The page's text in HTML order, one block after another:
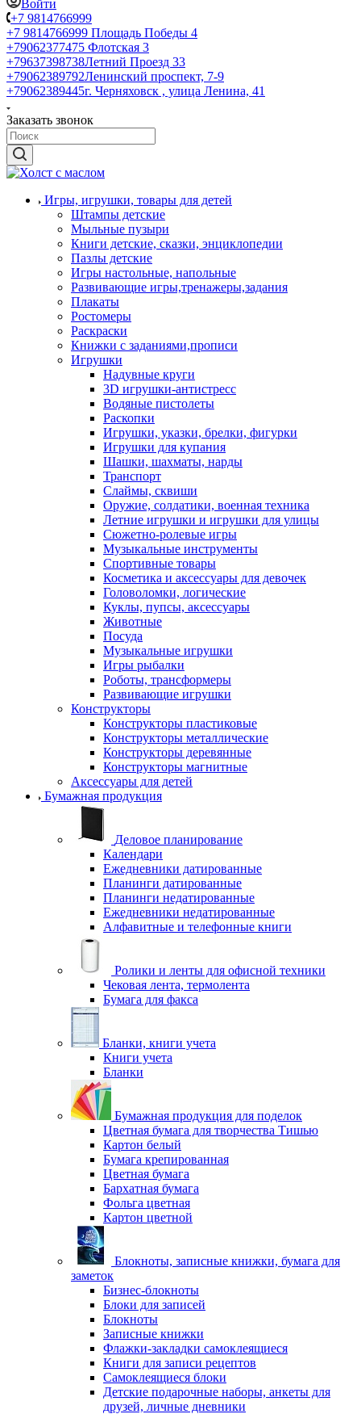
Войти
+7 9814766999
+7 9814766999 Площадь Победы 4
+79062377475 Флотская 3
+79637398738Летний Проезд 33
+79062389792Ленинский проспект, 7-9
+79062389445г. Черняховск , улица Ленина, 41
Заказать звонок
Игры, игрушки, товары для детей
Штампы детские
Мыльные пузыри
Книги детские, сказки, энциклопедии
Пазлы детские
Игры настольные, напольные
Развивающие игры,тренажеры,задания
Плакаты
Ростомеры
Раскраски
Книжки с заданиями,прописи
Игрушки
Надувные круги
3D игрушки-антистресс
Водяные пистолеты
Раскопки
Игрушки, указки, брелки, фигурки
Игрушки для купания
Шашки, шахматы, нарды
Транспорт
Слаймы, сквиши
Оружие, солдатики, военная техника
Летние игрушки и игрушки для улицы
Сюжетно-ролевые игры
Музыкальные инструменты
Спортивные товары
Косметика и аксессуары для девочек
Головоломки, логические
Куклы, пупсы, аксессуары
Животные
Посуда
Музыкальные игрушки
Игры рыбалки
Роботы, трансформеры
Развивающие игрушки
Конструкторы
Конструкторы пластиковые
Конструкторы металлические
Конструкторы деревянные
Конструкторы магнитные
Аксессуары для детей
Бумажная продукция
Деловое планирование
Календари
Ежедневники датированные
Планинги датированные
Планинги недатированные
Ежедневники недатированные
Алфавитные и телефонные книги
Ролики и ленты для офисной техники
Чековая лента, термолента
Бумага для факса
Бланки, книги учета
Книги учета
Бланки
Бумажная продукция для поделок
Цветная бумага для творчества Тишью
Картон белый
Бумага крепированная
Цветная бумага
Бархатная бумага
Фольга цветная
Картон цветной
Блокноты, записные книжки, бумага для
заметок
Бизнес-блокноты
Блоки для записей
Блокноты
Записные книжки
Флажки-закладки самоклеящиеся
Книги для записи рецептов
Самоклеящиеся блоки
Детские подарочные наборы, анкеты для
друзей, личные дневники